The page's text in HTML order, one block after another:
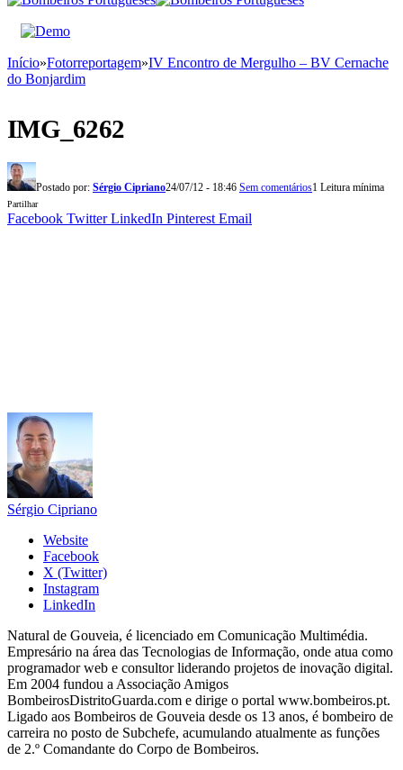
Início»Fotorreportagem»IV Encontro de Mergulho – BV Cernache
do Bonjardim
IMG_6262
Postado por: Sérgio Cipriano24/07/12 - 18:46 Sem comentários1 Leitura mínima
Partilhar
Facebook Twitter LinkedIn Pinterest Email
Sérgio Cipriano
Website
Facebook
X (Twitter)
Instagram
LinkedIn
Natural de Gouveia, é licenciado em Comunicação Multimédia.
Empresário na área das Tecnologias de Informação, onde atua como
programador web e consultor liderando projetos de inovação digital.
Em 2004 fundou a Associação Amigos
BombeirosDistritoGuarda.com e dirige o portal www.bombeiros.pt.
Ligado aos Bombeiros de Gouveia desde os 13 anos, é bombeiro de
carreira no posto de Subchefe, acumulando atualmente as funções
de 2.º Comandante do Corpo de Bombeiros.